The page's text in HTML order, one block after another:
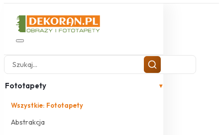
Fototapety ▾
Wszystkie: Fototapety
Abstrakcja